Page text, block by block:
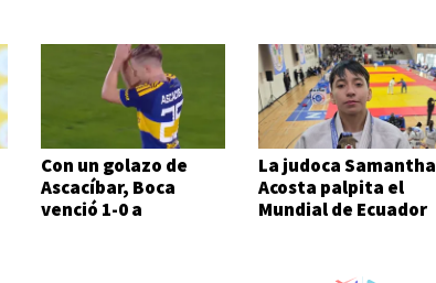
Con un golazo de
Ascacíbar, Boca
venció 1-0 a
La judoca Samantha
Acosta palpita el
Mundial de Ecuador